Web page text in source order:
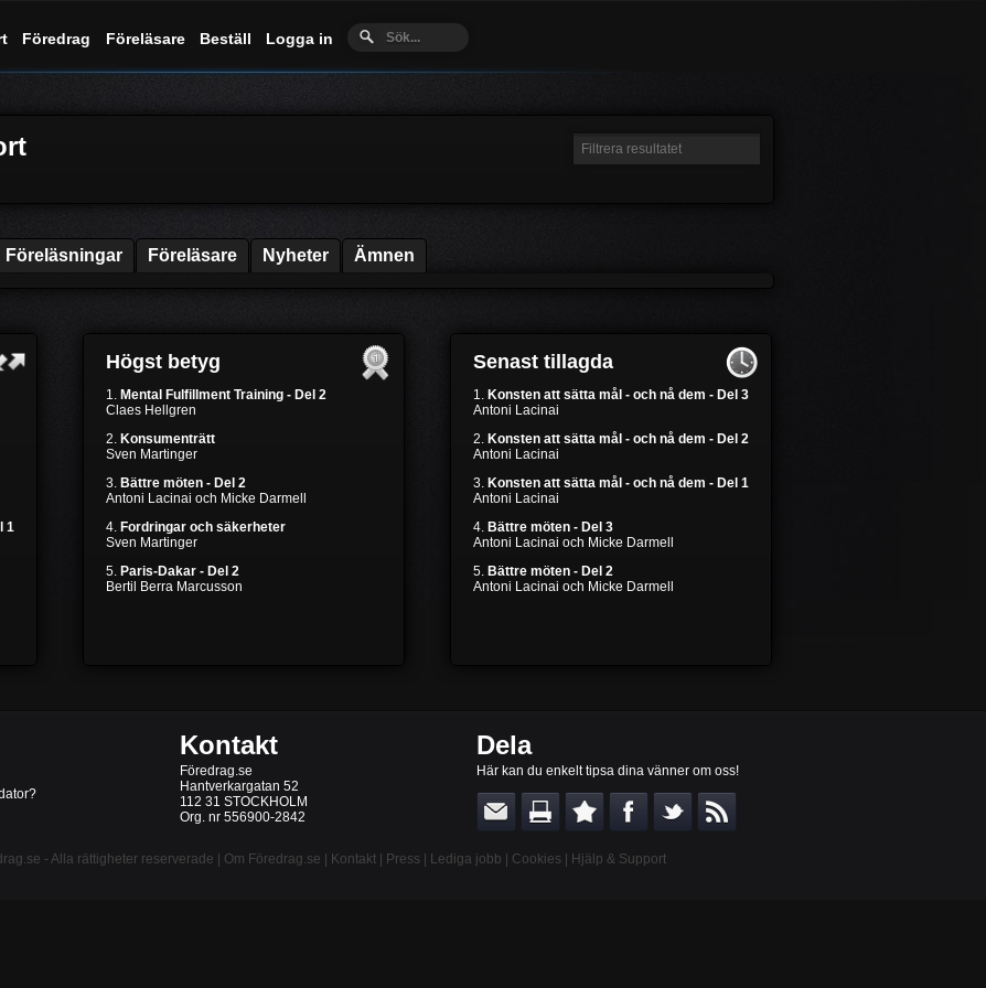
Föredrag Föreläsare Beställ Logga in
Föreläsningar Föreläsare Nyheter Ämnen
1
Högst betyg
1. Mental Fulfillment Training - Del 2
Claes Hellgren
2. Konsumenträtt
Sven Martinger
3. Bättre möten - Del 2
Antoni Lacinai och Micke Darmell
4. Fordringar och säkerheter
Sven Martinger
5. Paris-Dakar - Del 2
Bertil Berra Marcusson
Senast tillagda
1. Konsten att sätta mål - och nå dem - Del 3
Antoni Lacinai
2. Konsten att sätta mål - och nå dem - Del 2
Antoni Lacinai
3. Konsten att sätta mål - och nå dem - Del 1
Antoni Lacinai
4. Bättre möten - Del 3
Antoni Lacinai och Micke Darmell
5. Bättre möten - Del 2
Antoni Lacinai och Micke Darmell
Kontakt
Föredrag.se
Hantverkargatan 52
112 31 STOCKHOLM
Org. nr 556900-2842
Dela
Här kan du enkelt tipsa dina vänner om oss!
- Alla rättigheter reserverade | Om Föredrag.se Kontakt Press Lediga jobb Cookies Hjälp & Support